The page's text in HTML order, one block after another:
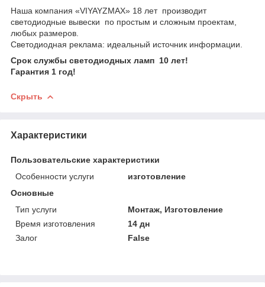
Наша компания «VIYAYZMAX» 18 лет производит
светодиодные вывески по простым и сложным проектам,
любых размеров.
Светодиодная реклама: идеальный источник информации.
Срок службы светодиодных ламп 10 лет!
Гарантия 1 год!
Скрыть
Характеристики
Пользовательские характеристики
Особенности услуги
изготовление
Основные
Тип услуги
Монтаж, Изготовление
Время изготовления
14 дн
Залог
False